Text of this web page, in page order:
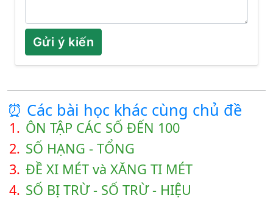
Gửi ý kiến
⏰ Các bài học khác cùng chủ đề
1. ÔN TẬP CÁC SỐ ĐẾN 100
2. SỐ HẠNG - TỔNG
3. ĐỀ XI MÉT và XĂNG TI MÉT
4. SỐ BỊ TRỪ - SỐ TRỪ - HIỆU